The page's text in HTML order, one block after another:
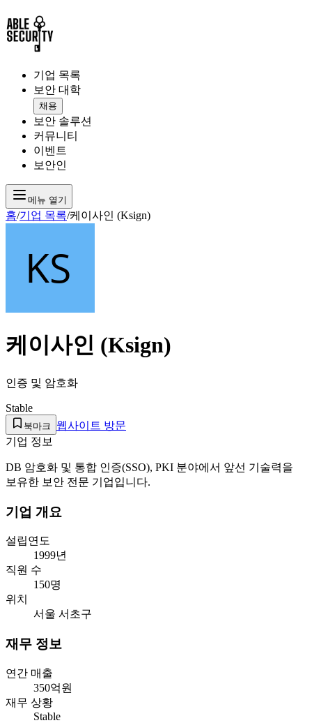
기업 목록
보안 대학
채용
보안 솔루션
커뮤니티
이벤트
보안인
메뉴 열기
홈/기업 목록/케이사인 (Ksign)
케이사인 (Ksign)
인증 및 암호화
Stable
북마크
웹사이트 방문
기업 정보
DB 암호화 및 통합 인증(SSO), PKI 분야에서 앞선 기술력을
보유한 보안 전문 기업입니다.
기업 개요
설립연도
1999년
직원 수
150명
위치
서울 서초구
재무 정보
연간 매출
350억원
재무 상황
Stable